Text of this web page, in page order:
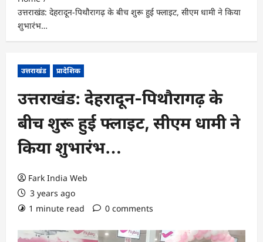
उत्तराखंड: देहरादून-पिथौरागढ़ के बीच शुरू हुई फ्लाइट, सीएम धामी ने किया
शुभारंभ…
उत्तराखंड प्रादेशिक
उत्तराखंड: देहरादून-पिथौरागढ़ के
बीच शुरू हुई फ्लाइट, सीएम धामी ने
किया शुभारंभ…
Fark India Web
3 years ago
1 minute read
0 comments